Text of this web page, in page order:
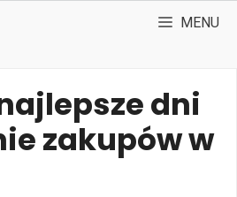
MENU
dni
zakupów w